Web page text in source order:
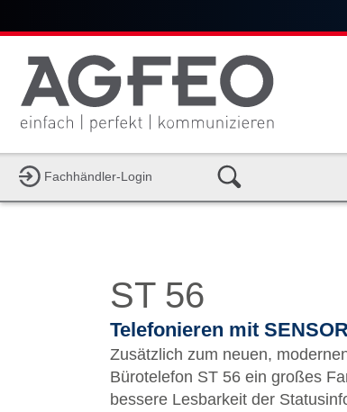
Fachhändler-Login
ST 56
Telefonieren mit
Zusätzlich zum neuen,
Bürotelefon ST 56 ein großes
bessere Lesbarkeit der